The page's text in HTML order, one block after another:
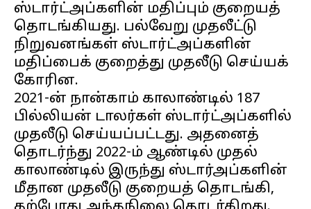
ஸ்டார்ட்அப்களின் மதிப்பும் குறையத்
தொடங்கியது. பல்வேறு முதலீட்டு
நிறுவனங்கள் ஸ்டார்ட்அப்களின்
மதிப்பைக் குறைத்து முதலீடு செய்யக்
கோரின.
2021-ன் நான்காம் காலாண்டில் 187
பில்லியன் டாலர்கள் ஸ்டார்ட்அப்களில்
முதலீடு செய்யப்பட்டது. அதனைத்
தொடர்ந்து 2022-ம் ஆண்டில் முதல்
காலாண்டில் இருந்து ஸ்டார்அப்களின்
மீதான முதலீடு குறையத் தொடங்கி,